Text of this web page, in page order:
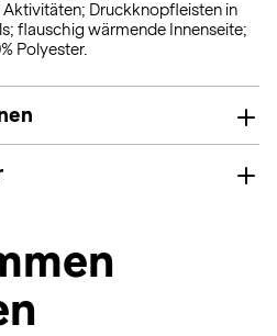
Druckknopfleisten in
flauschig wärmende Innenseite;
Polyester.